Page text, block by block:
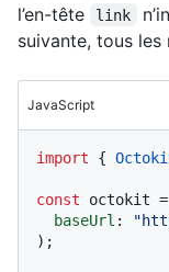
l’en-tête
link
suivante, tous
JavaScript
import {
const octokit =
baseUrl :
);